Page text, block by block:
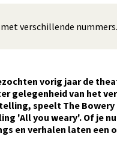
verschillende
vorig jaar de
gelegenheid van het
speelt The Bowery
'All you weary'. Of je
en verhalen laten een